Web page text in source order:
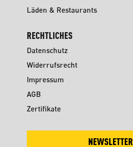
Läden & Restaurants
RECHTLICHES
Datenschutz
Widerrufsrecht
Impressum
AGB
Zertifikate
NEWSLETTER